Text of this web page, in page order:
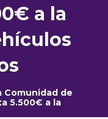
a la
Comunidad de
5.500€ a la